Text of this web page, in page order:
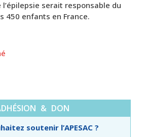
serait responsable du
450 enfants en France.
& DON
soutenir l’APESAC ?